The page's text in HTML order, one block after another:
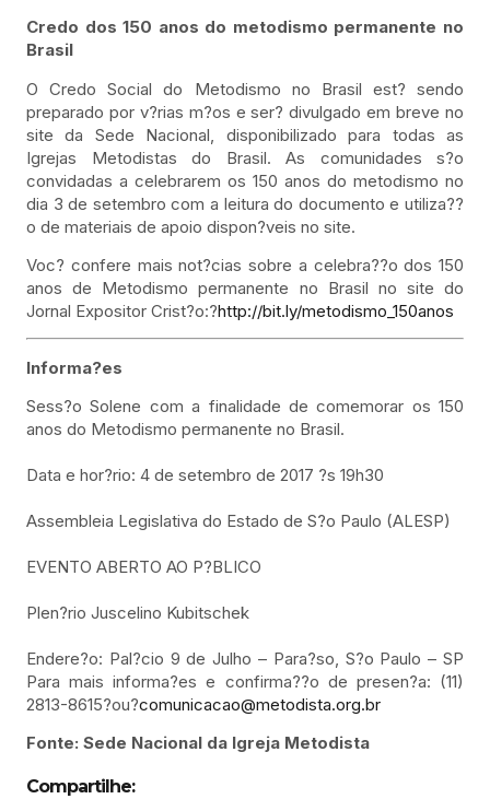
Credo dos 150 anos do metodismo permanente no
Brasil
O Credo Social do Metodismo no Brasil est? sendo
preparado por v?rias m?os e ser? divulgado em breve no
site da Sede Nacional, disponibilizado para todas as
Igrejas Metodistas do Brasil. As comunidades s?o
convidadas a celebrarem os 150 anos do metodismo no
dia 3 de setembro com a leitura do documento e utiliza??
o de materiais de apoio dispon?veis no site.
Voc? confere mais not?cias sobre a celebra??o dos 150
anos de Metodismo permanente no Brasil no site do
Jornal Expositor Crist?o:?http://bit.ly/metodismo_150anos
Informa?es
Sess?o Solene com a finalidade de comemorar os 150
anos do Metodismo permanente no Brasil.
Data e hor?rio: 4 de setembro de 2017 ?s 19h30
Assembleia Legislativa do Estado de S?o Paulo (ALESP)
EVENTO ABERTO AO P?BLICO
Plen?rio Juscelino Kubitschek
Endere?o: Pal?cio 9 de Julho – Para?so, S?o Paulo – SP
Para mais informa?es e confirma??o de presen?a: (11)
2813-8615?ou?comunicacao@metodista.org.br
Fonte: Sede Nacional da Igreja Metodista
Compartilhe: